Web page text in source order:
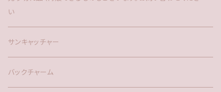
時計
サンキャッチャー
い
サンキャッチャー
バックチャーム